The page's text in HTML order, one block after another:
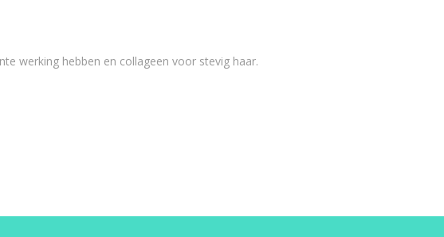
werking hebben en collageen voor stevig haar.